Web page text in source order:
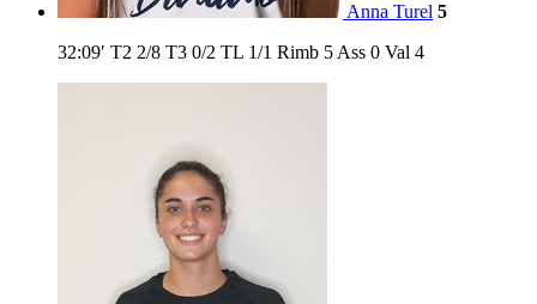
Anna Turel 5
32:09′ T2 2/8 T3 0/2 TL 1/1 Rimb 5 Ass 0 Val 4